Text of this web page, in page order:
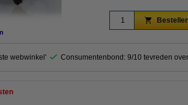
webwinkel' Consumentenbond: 9/10 tevreden